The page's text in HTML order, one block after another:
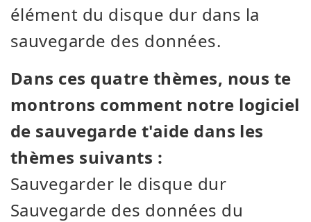
élément du disque dur dans la
sauvegarde des données.
Dans ces quatre thèmes, nous te
montrons comment notre logiciel
de sauvegarde t'aide dans les
thèmes suivants :
Sauvegarder le disque dur
Sauvegarde des données du